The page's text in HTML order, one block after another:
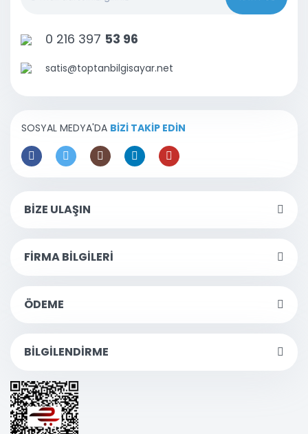
0 216 397 53 96
satis@toptanbilgisayar.net
SOSYAL MEDYA'DA BİZİ TAKİP EDİN
BİZE ULAŞIN
FİRMA BİLGİLERİ
ÖDEME
BİLGİLENDİRME